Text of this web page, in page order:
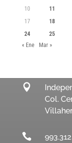
10
11
17
18
24
25
« Ene
Mar »

Col.
